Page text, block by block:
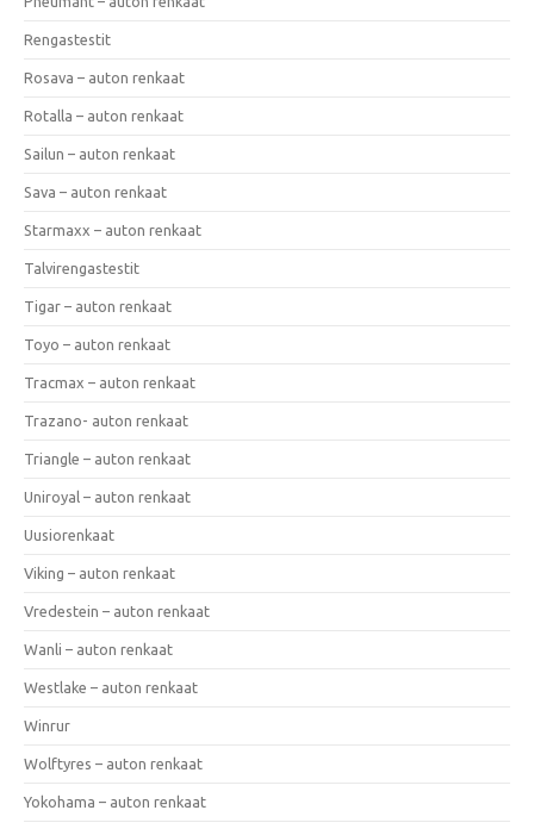
Rengastestit
Rosava – auton renkaat
Rotalla – auton renkaat
Sailun – auton renkaat
Sava – auton renkaat
Starmaxx – auton renkaat
Talvirengastestit
Tigar – auton renkaat
Toyo – auton renkaat
Tracmax – auton renkaat
Trazano- auton renkaat
Triangle – auton renkaat
Uniroyal – auton renkaat
Uusiorenkaat
Viking – auton renkaat
Vredestein – auton renkaat
Wanli – auton renkaat
Westlake – auton renkaat
Winrur
Wolftyres – auton renkaat
Yokohama – auton renkaat